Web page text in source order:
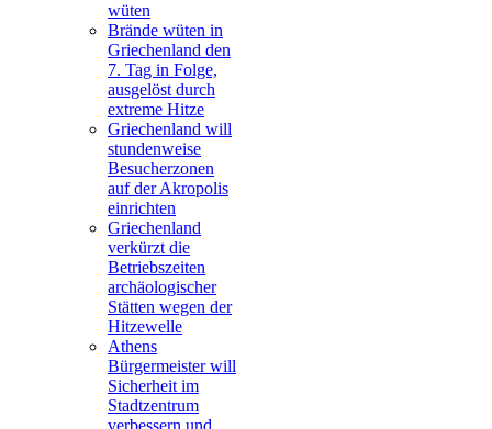
wüten
Brände wüten in
Griechenland den
7. Tag in Folge,
ausgelöst durch
extreme Hitze
Griechenland will
stundenweise
Besucherzonen
auf der Akropolis
einrichten
Griechenland
verkürzt die
Betriebszeiten
archäologischer
Stätten wegen der
Hitzewelle
Athens
Bürgermeister will
Sicherheit im
Stadtzentrum
verbessern und